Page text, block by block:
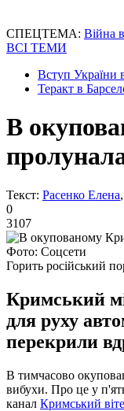
СПЕЦТЕМА: Війна
ВСІ ТЕМИ
Вступ України
Теракт в
В
Текст: Расенко Елена
0
3107
Фото: Соцсети
Горить російський
Кримський
для руху
перекрили
В тимчасово
вибухи. Про це у
канал Кримський